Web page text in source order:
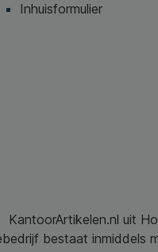
Inhuisformulier
KantoorArtikelen.nl uit
bestaat inmiddels